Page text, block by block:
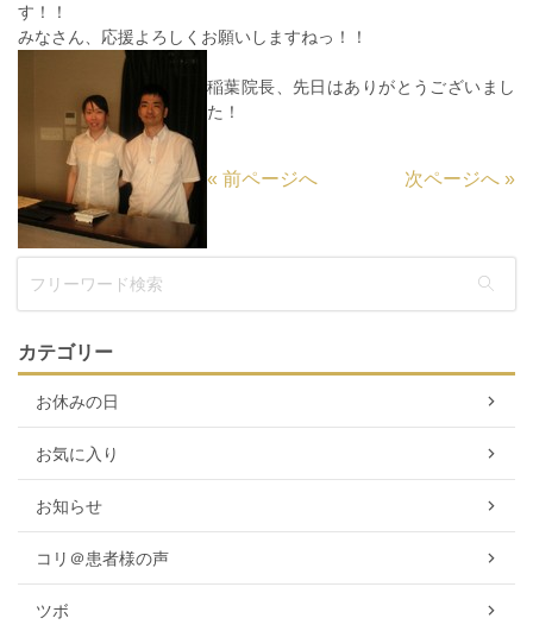
す！！
みなさん、応援よろしくお願いしますねっ！！
稲葉院長、先日はありがとうございまし
た！
« 前ページへ 次ページへ »
カテゴリー
お休みの日
お気に入り
お知らせ
コリ＠患者様の声
ツボ